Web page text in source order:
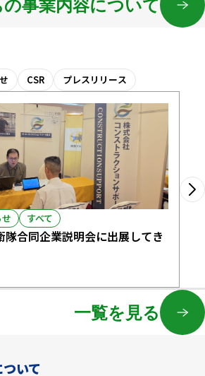
事業内容について
CSR プレスリリース
すべて
隊合同企業説明会に出展してき
一覧を見る
いて